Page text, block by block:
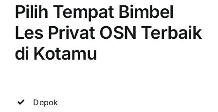
Pilih Tempat Bimbel
Les Privat OSN Terbaik
di Kotamu
Depok